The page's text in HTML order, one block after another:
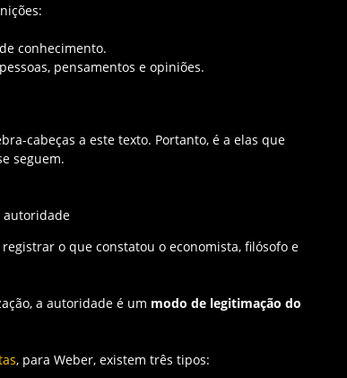
conhecimento.
pensamentos e opiniões.
cabeças a este texto. Portanto, é a elas que
seguem.
o que constatou o economista, filósofo e
a autoridade é um modo de legitimação do
, para Weber, existem três tipos: